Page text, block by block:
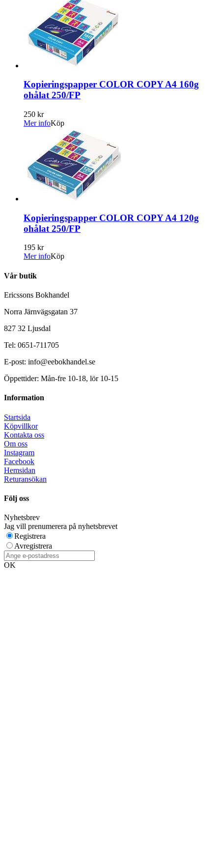
Kopieringspapper COLOR COPY A4 160g
ohålat 250/FP
250 kr
Mer infoKöp
Kopieringspapper COLOR COPY A4 120g
ohålat 250/FP
195 kr
Mer infoKöp
Vår butik
Ericssons Bokhandel
Norra Järnvägsgatan 37
827 32 Ljusdal
Tel: 0651-711705
E-post: info@eebokhandel.se
Öppettider: Mån-fre 10-18, lör 10-15
Information
Startsida
Köpvillkor
Kontakta oss
Om oss
Instagram
Facebook
Hemsidan
Returansökan
Följ oss
Nyhetsbrev
Jag vill prenumerera på nyhetsbrevet
Registrera
Avregistrera
OK